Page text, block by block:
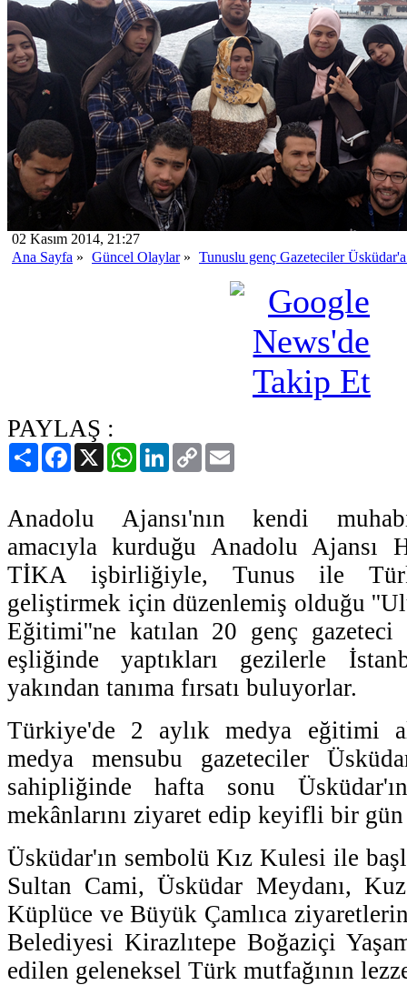
02 Kasım 2014, 21:27
Ana Sayfa » Güncel Olaylar» Tunuslu genç Gazeteciler
PAYLAŞ :
PaylaşFacebook
X WhatsAppLinkedIn
Copy
Link
Anadolu Ajansı'nın kendi
amacıyla kurduğu Anadolu Ajansı
TİKA işbirliğiyle, Tunus ile
geliştirmek için düzenlemiş olduğu
Eğitimi''ne katılan 20 genç gazeteci
eşliğinde yaptıkları gezilerle
yakından tanıma fırsatı buluyorlar.
Türkiye'de 2 aylık medya eğitimi
medya mensubu gazeteciler
sahipliğinde hafta sonu
mekânlarını ziyaret edip keyifli bir
Üsküdar'ın sembolü Kız Kulesi ile
Sultan Cami, Üsküdar Meydanı,
Küplüce ve Büyük Çamlıca
Belediyesi Kirazlıtepe Boğaziçi
edilen geleneksel Türk mutfağının